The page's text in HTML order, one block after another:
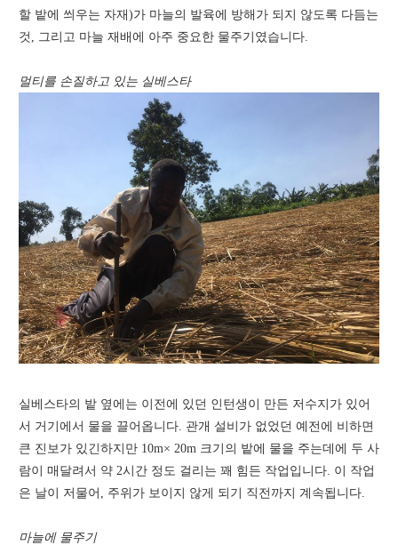
할 밭에 씌우는 자재)가 마늘의 발육에 방해가 되지 않도록 다듬는
것, 그리고 마늘 재배에 아주 중요한 물주기였습니다.
멀티를 손질하고 있는 실베스타
실베스타의 밭 옆에는 이전에 있던 인턴생이 만든 저수지가 있어
서 거기에서 물을 끌어옵니다. 관개 설비가 없었던 예전에 비하면
큰 진보가 있긴하지만 10m× 20m 크기의 밭에 물을 주는데에 두 사
람이 매달려서 약 2시간 정도 걸리는 꽤 힘든 작업입니다. 이 작업
은 날이 저물어, 주위가 보이지 않게 되기 직전까지 계속됩니다.
마늘에 물주기